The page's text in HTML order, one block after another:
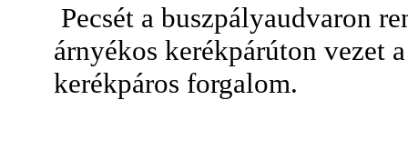
Pecsét a buszpályaudvaron
árnyékos kerékpárúton vezet
kerékpáros forgalom.